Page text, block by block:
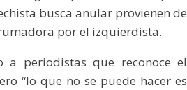
busca anular provienen de
por el izquierdista.
a periodistas que reconoce el
“lo que no se puede hacer es